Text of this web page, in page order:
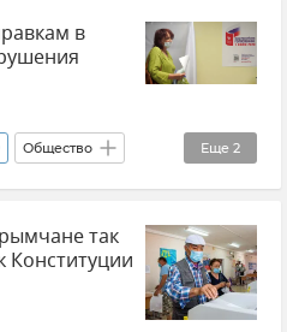
в
Еще 2
Общество
так
Конституции